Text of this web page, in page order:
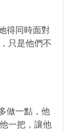
得同時面對
只是他們不
做一點，他
一把，讓他